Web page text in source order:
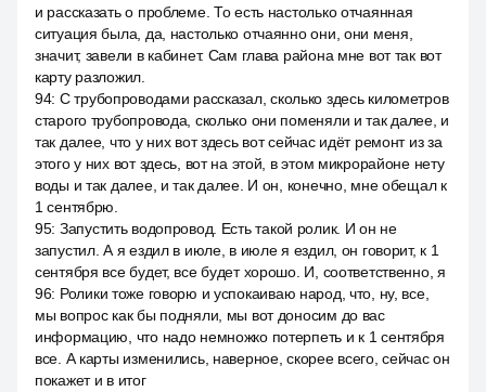
и рассказать о проблеме. То есть настолько отчаянная
ситуация была, да, настолько отчаянно они, они меня,
значит, завели в кабинет. Сам глава района мне вот так вот
карту разложил.
94: С трубопроводами рассказал, сколько здесь километров
старого трубопровода, сколько они поменяли и так далее, и
так далее, что у них вот здесь вот сейчас идёт ремонт из за
этого у них вот здесь, вот на этой, в этом микрорайоне нету
воды и так далее, и так далее. И он, конечно, мне обещал к
1 сентябрю.
95: Запустить водопровод. Есть такой ролик. И он не
запустил. А я ездил в июле, в июле я ездил, он говорит, к 1
сентября все будет, все будет хорошо. И, соответственно, я
96: Ролики тоже говорю и успокаиваю народ, что, ну, все,
мы вопрос как бы подняли, мы вот доносим до вас
информацию, что надо немножко потерпеть и к 1 сентября
все. А карты изменились, наверное, скорее всего, сейчас он
покажет и в итог